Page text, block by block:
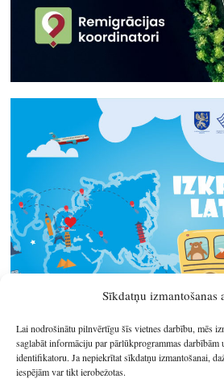
Sīkdatņu izmantošanas
Lai nodrošinātu pilnvērtīgu šīs vietnes darbību, mēs
saglabāt informāciju par pārlūkprogrammas darbībām
identifikatoru. Ja nepiekrītat sīkdatņu izmantošanai,
iespējām var tikt ierobežotas.